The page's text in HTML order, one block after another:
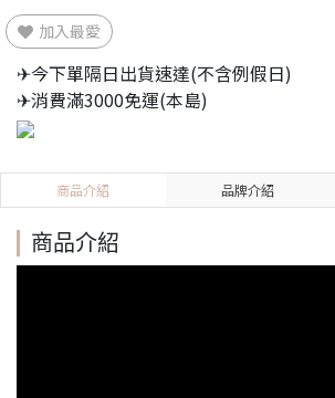
加入最愛
✈今下單隔日出貨速達(不含例假日)
✈消費滿3000免運(本島)
商品介紹 品牌介紹
商品介紹